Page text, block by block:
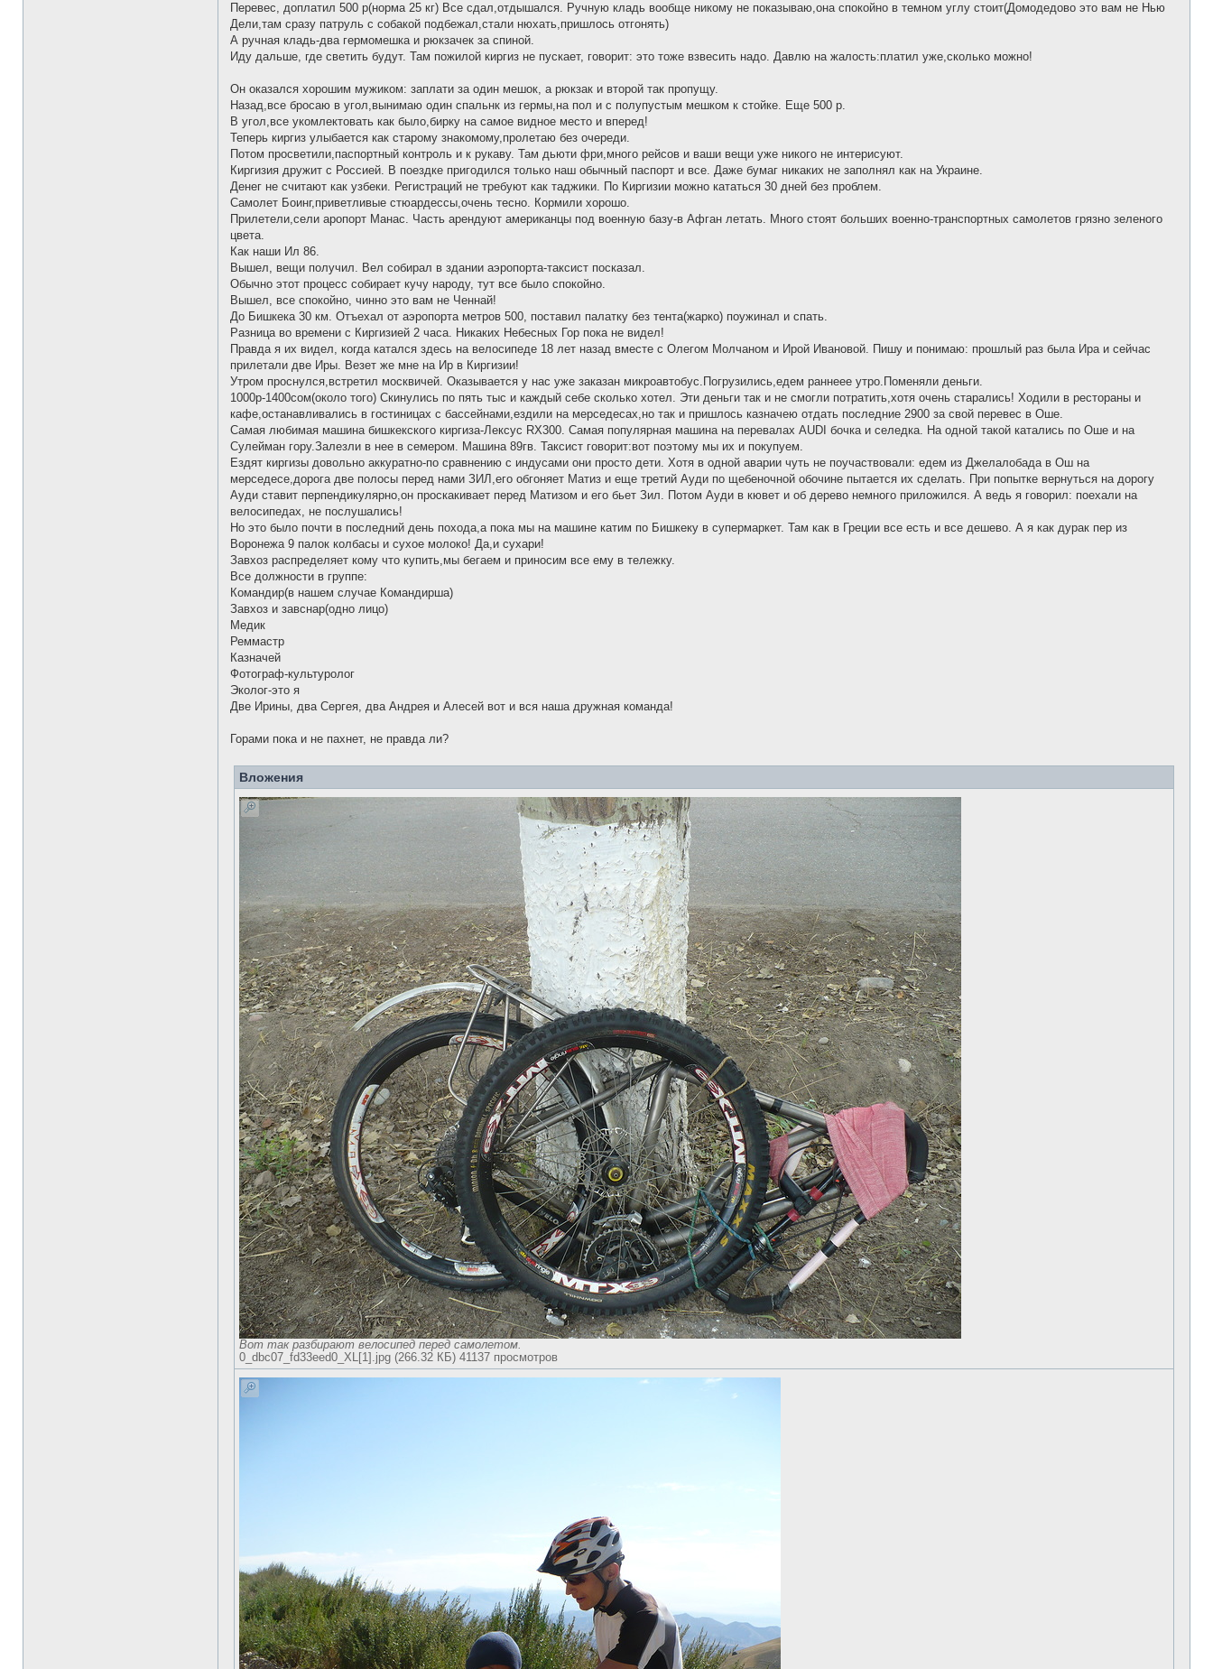
Перевес, доплатил 500 р(норма 25 кг) Все сдал,отдышался. Ручную кладь вообще никому не показываю,она спокойно в темном углу стоит(Домодедово это вам не Нью
Дели,там сразу патруль с собакой подбежал,стали нюхать,пришлось отгонять)
А ручная кладь-два гермомешка и рюкзачек за спиной.
Иду дальше, где светить будут. Там пожилой киргиз не пускает, говорит: это тоже взвесить надо. Давлю на жалость:платил уже,сколько можно!
Он оказался хорошим мужиком: заплати за один мешок, а рюкзак и второй так пропущу.
Назад,все бросаю в угол,вынимаю один спальнк из гермы,на пол и с полупустым мешком к стойке. Еще 500 р.
В угол,все укомлектовать как было,бирку на самое видное место и вперед!
Теперь киргиз улыбается как старому знакомому,пролетаю без очереди.
Потом просветили,паспортный контроль и к рукаву. Там дьюти фри,много рейсов и ваши вещи уже никого не интерисуют.
Киргизия дружит с Россией. В поездке пригодился только наш обычный паспорт и все. Даже бумаг никаких не заполнял как на Украине.
Денег не считают как узбеки. Регистраций не требуют как таджики. По Киргизии можно кататься 30 дней без проблем.
Самолет Боинг,приветливые стюардессы,очень тесно. Кормили хорошо.
Прилетели,сели аропорт Манас. Часть арендуют американцы под военную базу-в Афган летать. Много стоят больших военно-транспортных самолетов грязно зеленого
цвета.
Как наши Ил 86.
Вышел, вещи получил. Вел собирал в здании аэропорта-таксист посказал.
Обычно этот процесс собирает кучу народу, тут все было спокойно.
Вышел, все спокойно, чинно это вам не Ченнай!
До Бишкека 30 км. Отъехал от аэропорта метров 500, поставил палатку без тента(жарко) поужинал и спать.
Разница во времени с Киргизией 2 часа. Никаких Небесных Гор пока не видел!
Правда я их видел, когда катался здесь на велосипеде 18 лет назад вместе с Олегом Молчаном и Ирой Ивановой. Пишу и понимаю: прошлый раз была Ира и сейчас
прилетали две Иры. Везет же мне на Ир в Киргизии!
Утром проснулся,встретил москвичей. Оказывается у нас уже заказан микроавтобус.Погрузились,едем раннеее утро.Поменяли деньги.
1000р-1400сом(около того) Скинулись по пять тыс и каждый себе сколько хотел. Эти деньги так и не смогли потратить,хотя очень старались! Ходили в рестораны и
кафе,останавливались в гостиницах с бассейнами,ездили на мерседесах,но так и пришлось казначею отдать последние 2900 за свой перевес в Оше.
Самая любимая машина бишкекского киргиза-Лексус RX300. Самая популярная машина на перевалах AUDI бочка и селедка. На одной такой катались по Оше и на
Сулейман гору.Залезли в нее в семером. Машина 89гв. Таксист говорит:вот поэтому мы их и покупуем.
Ездят киргизы довольно аккуратно-по сравнению с индусами они просто дети. Хотя в одной аварии чуть не поучаствовали: едем из Джелалобада в Ош на
мерседесе,дорога две полосы перед нами ЗИЛ,его обгоняет Матиз и еще третий Ауди по щебеночной обочине пытается их сделать. При попытке вернуться на дорогу
Ауди ставит перпендикулярно,он проскакивает перед Матизом и его бьет Зил. Потом Ауди в кювет и об дерево немного приложился. А ведь я говорил: поехали на
велосипедах, не послушались!
Но это было почти в последний день похода,а пока мы на машине катим по Бишкеку в супермаркет. Там как в Греции все есть и все дешево. А я как дурак пер из
Воронежа 9 палок колбасы и сухое молоко! Да,и сухари!
Завхоз распределяет кому что купить,мы бегаем и приносим все ему в тележку.
Все должности в группе:
Командир(в нашем случае Командирша)
Завхоз и завснар(одно лицо)
Медик
Реммастр
Казначей
Фотограф-культуролог
Эколог-это я
Две Ирины, два Сергея, два Андрея и Алесей вот и вся наша дружная команда!
Горами пока и не пахнет, не правда ли?
Вложения
Вот так разбирают велосипед перед самолетом.
0_dbc07_fd33eed0_XL[1].jpg (266.32 КБ) 41137 просмотров